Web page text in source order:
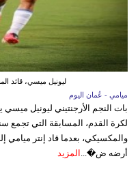
ليونيل ميسي، قائد
ميامي - عُمان اليوم
بات النجم الأرجنتيني ليونيل
لكرة القدم، المسابقة التي تجمع
أرضه ض�... المزيد